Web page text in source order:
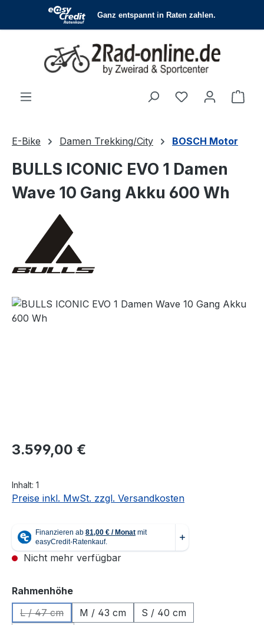
Zum Hauptinhalt springen
Du hast 0
E-Bike Damen Trekking/City BOSCH Motor
BULLS ICONIC EVO 1 Damen
Wave 10 Gang Akku 600 Wh
Bildergalerie überspringen
Regulärer Preis:
3.599,00 €
Inhalt: 1
Preise inkl. MwSt. zzgl. Versandkosten
Nicht mehr verfügbar
Rahmenhöheauswählen
L / 47 cm
(Diese Option ist zurzeit nicht verfügbar.)
M / 43 cm
S / 40 cm